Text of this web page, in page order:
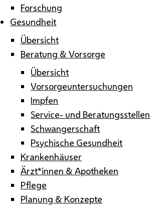
Forschung
Gesundheit
Übersicht
Beratung & Vorsorge
Übersicht
Vorsorgeuntersuchungen
Impfen
Service- und Beratungsstellen
Schwangerschaft
Psychische Gesundheit
Krankenhäuser
Ärzt*innen & Apotheken
Pflege
Planung & Konzepte